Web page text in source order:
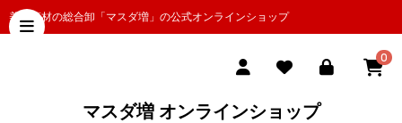
美容商材の総合卸「マスダ増」の公式オンラインショップ
0
マスダ増 オンラインショップ